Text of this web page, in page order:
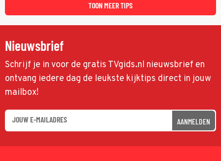
TOON MEER TIPS
Nieuwsbrief
Schrijf je in voor de gratis TVgids.nl nieuwsbrief en
ontvang iedere dag de leukste kijktips direct in jouw
mailbox!
AANMELDEN